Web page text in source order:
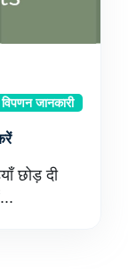
विपणन जानकारी
छोड़ दी